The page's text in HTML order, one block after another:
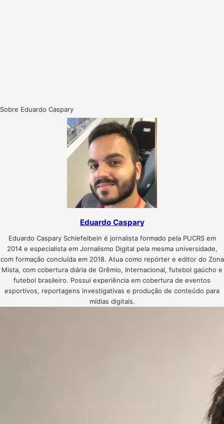
Sobre Eduardo Caspary
Eduardo Caspary
Eduardo Caspary Schiefelbein é jornalista formado pela PUCRS em
2014 e especialista em Jornalismo Digital pela mesma universidade,
com formação concluída em 2018. Atua como repórter e editor do Zona
Mista, com cobertura diária de Grêmio, Internacional, futebol gaúcho e
futebol brasileiro. Possui experiência em cobertura de eventos
esportivos, reportagens investigativas e produção de conteúdo para
mídias digitais.